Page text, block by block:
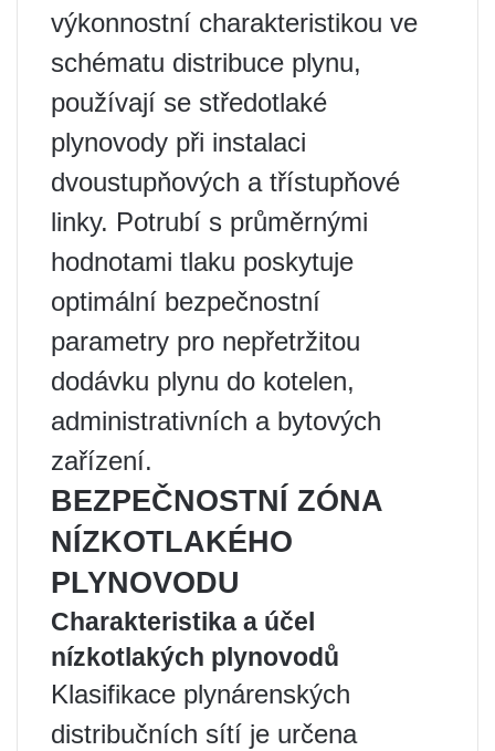
výkonnostní charakteristikou ve
schématu distribuce plynu,
používají se středotlaké
plynovody při instalaci
dvoustupňových a třístupňové
linky. Potrubí s průměrnými
hodnotami tlaku poskytuje
optimální bezpečnostní
parametry pro nepřetržitou
dodávku plynu do kotelen,
administrativních a bytových
zařízení.
BEZPEČNOSTNÍ ZÓNA
NÍZKOTLAKÉHO
PLYNOVODU
Charakteristika a účel
nízkotlakých plynovodů
Klasifikace plynárenských
distribučních sítí je určena